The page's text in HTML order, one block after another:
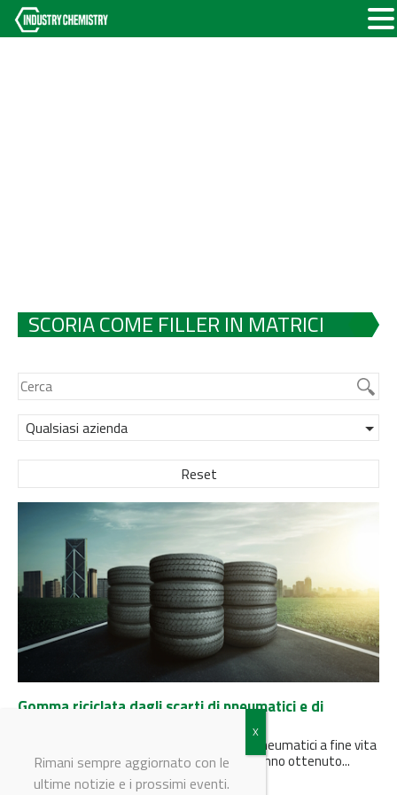
SCORIA COME FILLER IN MATRICI
POLIMERICHE
Qualsiasi azienda
Reset
Gomma riciclata dagli scarti di pneumatici e di
Dalla combinazione di scarti di acciaieria e pneumatici a fine vita
ricercatori di ENEA e Università di Brescia hanno ottenuto...
Rimani sempre aggiornato con le
ultime notizie e i prossimi eventi.